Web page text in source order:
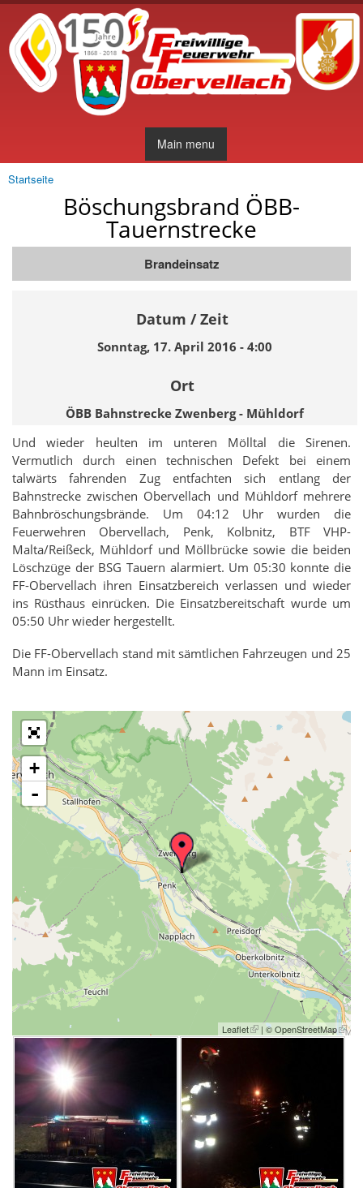
Direkt
zum
Inhalt
Main menu
Sie sind hier
Startseite
Böschungsbrand ÖBB-
Tauernstrecke
Brandeinsatz
Datum / Zeit
Sonntag, 17. April 2016 - 4:00
Ort
ÖBB Bahnstrecke Zwenberg - Mühldorf
Und wieder heulten im unteren Mölltal die Sirenen.
Vermutlich durch einen technischen Defekt bei einem
talwärts fahrenden Zug entfachten sich entlang der
Bahnstrecke zwischen Obervellach und Mühldorf mehrere
Bahnbröschungsbrände. Um 04:12 Uhr wurden die
Feuerwehren Obervellach, Penk, Kolbnitz, BTF VHP-
Malta/Reißeck, Mühldorf und Möllbrücke sowie die beiden
Löschzüge der BSG Tauern alarmiert. Um 05:30 konnte die
FF-Obervellach ihren Einsatzbereich verlassen und wieder
ins Rüsthaus einrücken. Die Einsatzbereitschaft wurde um
05:50 Uhr wieder hergestellt.
Die FF-Obervellach stand mit sämtlichen Fahrzeugen und 25
Mann im Einsatz.
+
-
Leaflet | ©OpenStreetMap